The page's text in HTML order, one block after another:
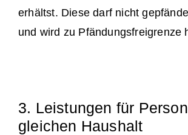
erhältst. Diese darf nicht
und wird zu Pfändungsfreigrenze
3. Leistungen für
gleichen Haushalt